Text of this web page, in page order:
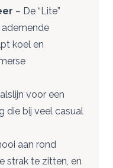
– De “Lite”
koel en
voor een
die bij veel casual
aan rond
strak te zitten, en